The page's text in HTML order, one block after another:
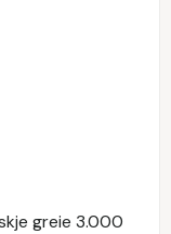
greie 3.000